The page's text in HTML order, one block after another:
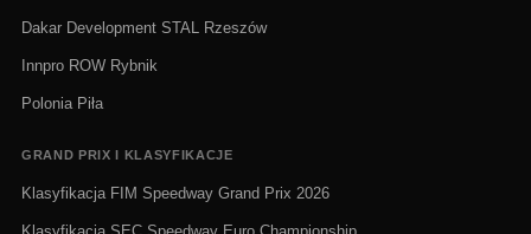
Dakar Development STAL Rzeszów
Innpro ROW Rybnik
Polonia Piła
GRAND PRIX I KLASYFIKACJE
Klasyfikacja FIM Speedway Grand Prix 2026